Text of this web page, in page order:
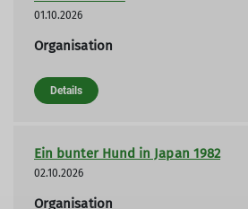
01.10.2026
Organisation
Details
Ein bunter Hund in Japan 1982
02.10.2026
Organisation